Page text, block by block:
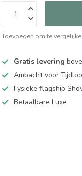
Toevoegen om te
Gratis levering
Ambacht voor
Fysieke flagship
Betaalbare Luxe